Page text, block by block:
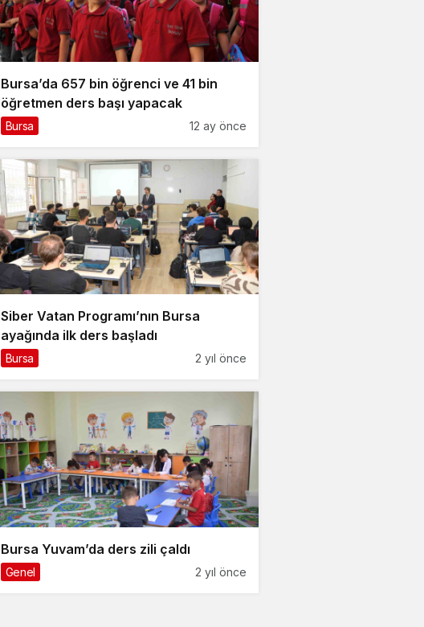
Bursa’da 657 bin öğrenci ve 41 bin
öğretmen ders başı yapacak
Bursa 12 ay önce
Siber Vatan Programı’nın Bursa
ayağında ilk ders başladı
Bursa 2 yıl önce
Bursa Yuvam’da ders zili çaldı
Genel 2 yıl önce